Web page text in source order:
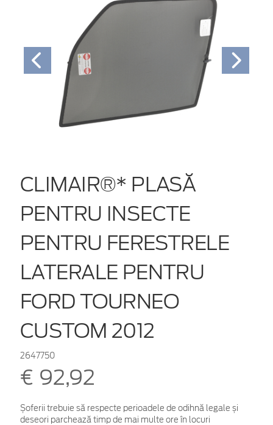
CLIMAIR®* PLASĂ
PENTRU INSECTE
PENTRU FERESTRELE
LATERALE PENTRU
FORD TOURNEO
CUSTOM 2012
2647750
€ 92,92
Șoferii trebuie să respecte perioadele de odihnă legale și
deseori parchează timp de mai multe ore în locuri